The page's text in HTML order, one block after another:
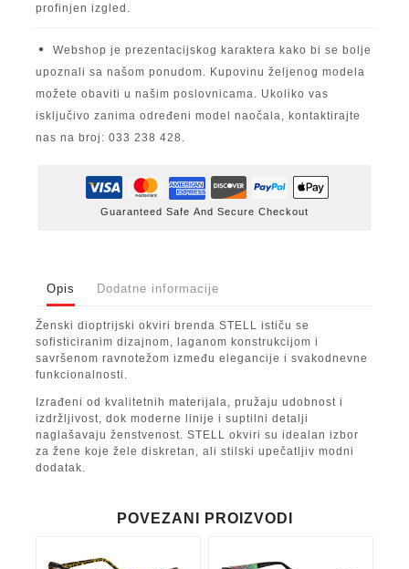
profinjen izgled.
Webshop je prezentacijskog karaktera kako bi se bolje
upoznali sa našom ponudom. Kupovinu željenog modela
možete obaviti u našim poslovnicama. Ukoliko vas
isključivo zanima određeni model naočala, kontaktirajte
nas na broj: 033 238 428.
Guaranteed Safe And Secure Checkout
Opis Dodatne informacije
Ženski dioptrijski okviri brenda STELL ističu se
sofisticiranim dizajnom, laganom konstrukcijom i
savršenom ravnotežom između elegancije i svakodnevne
funkcionalnosti.
Izrađeni od kvalitetnih materijala, pružaju udobnost i
izdržljivost, dok moderne linije i suptilni detalji
naglašavaju ženstvenost. STELL okviri su idealan izbor
za žene koje žele diskretan, ali stilski upečatljiv modni
dodatak.
POVEZANI PROIZVODI